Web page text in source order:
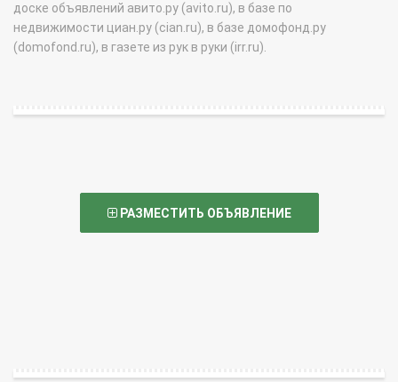
доске объявлений авито.ру (avito.ru), в базе по
недвижимости циан.ру (cian.ru), в базе домофонд.ру
(domofond.ru), в газете из рук в руки (irr.ru).
РАЗМЕСТИТЬ ОБЪЯВЛЕНИЕ